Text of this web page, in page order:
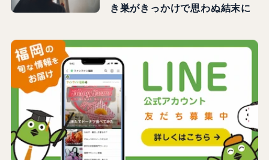
き巣がきっかけで思わぬ結末に